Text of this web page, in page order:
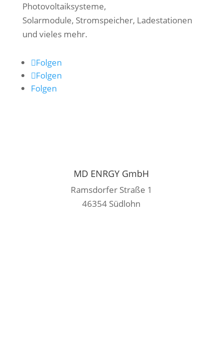
Photovoltaiksysteme,
Solarmodule, Stromspeicher, Ladestationen
und vieles mehr.
Folgen
Folgen
Folgen
MD ENRGY GmbH
Ramsdorfer Straße 1
46354 Südlohn